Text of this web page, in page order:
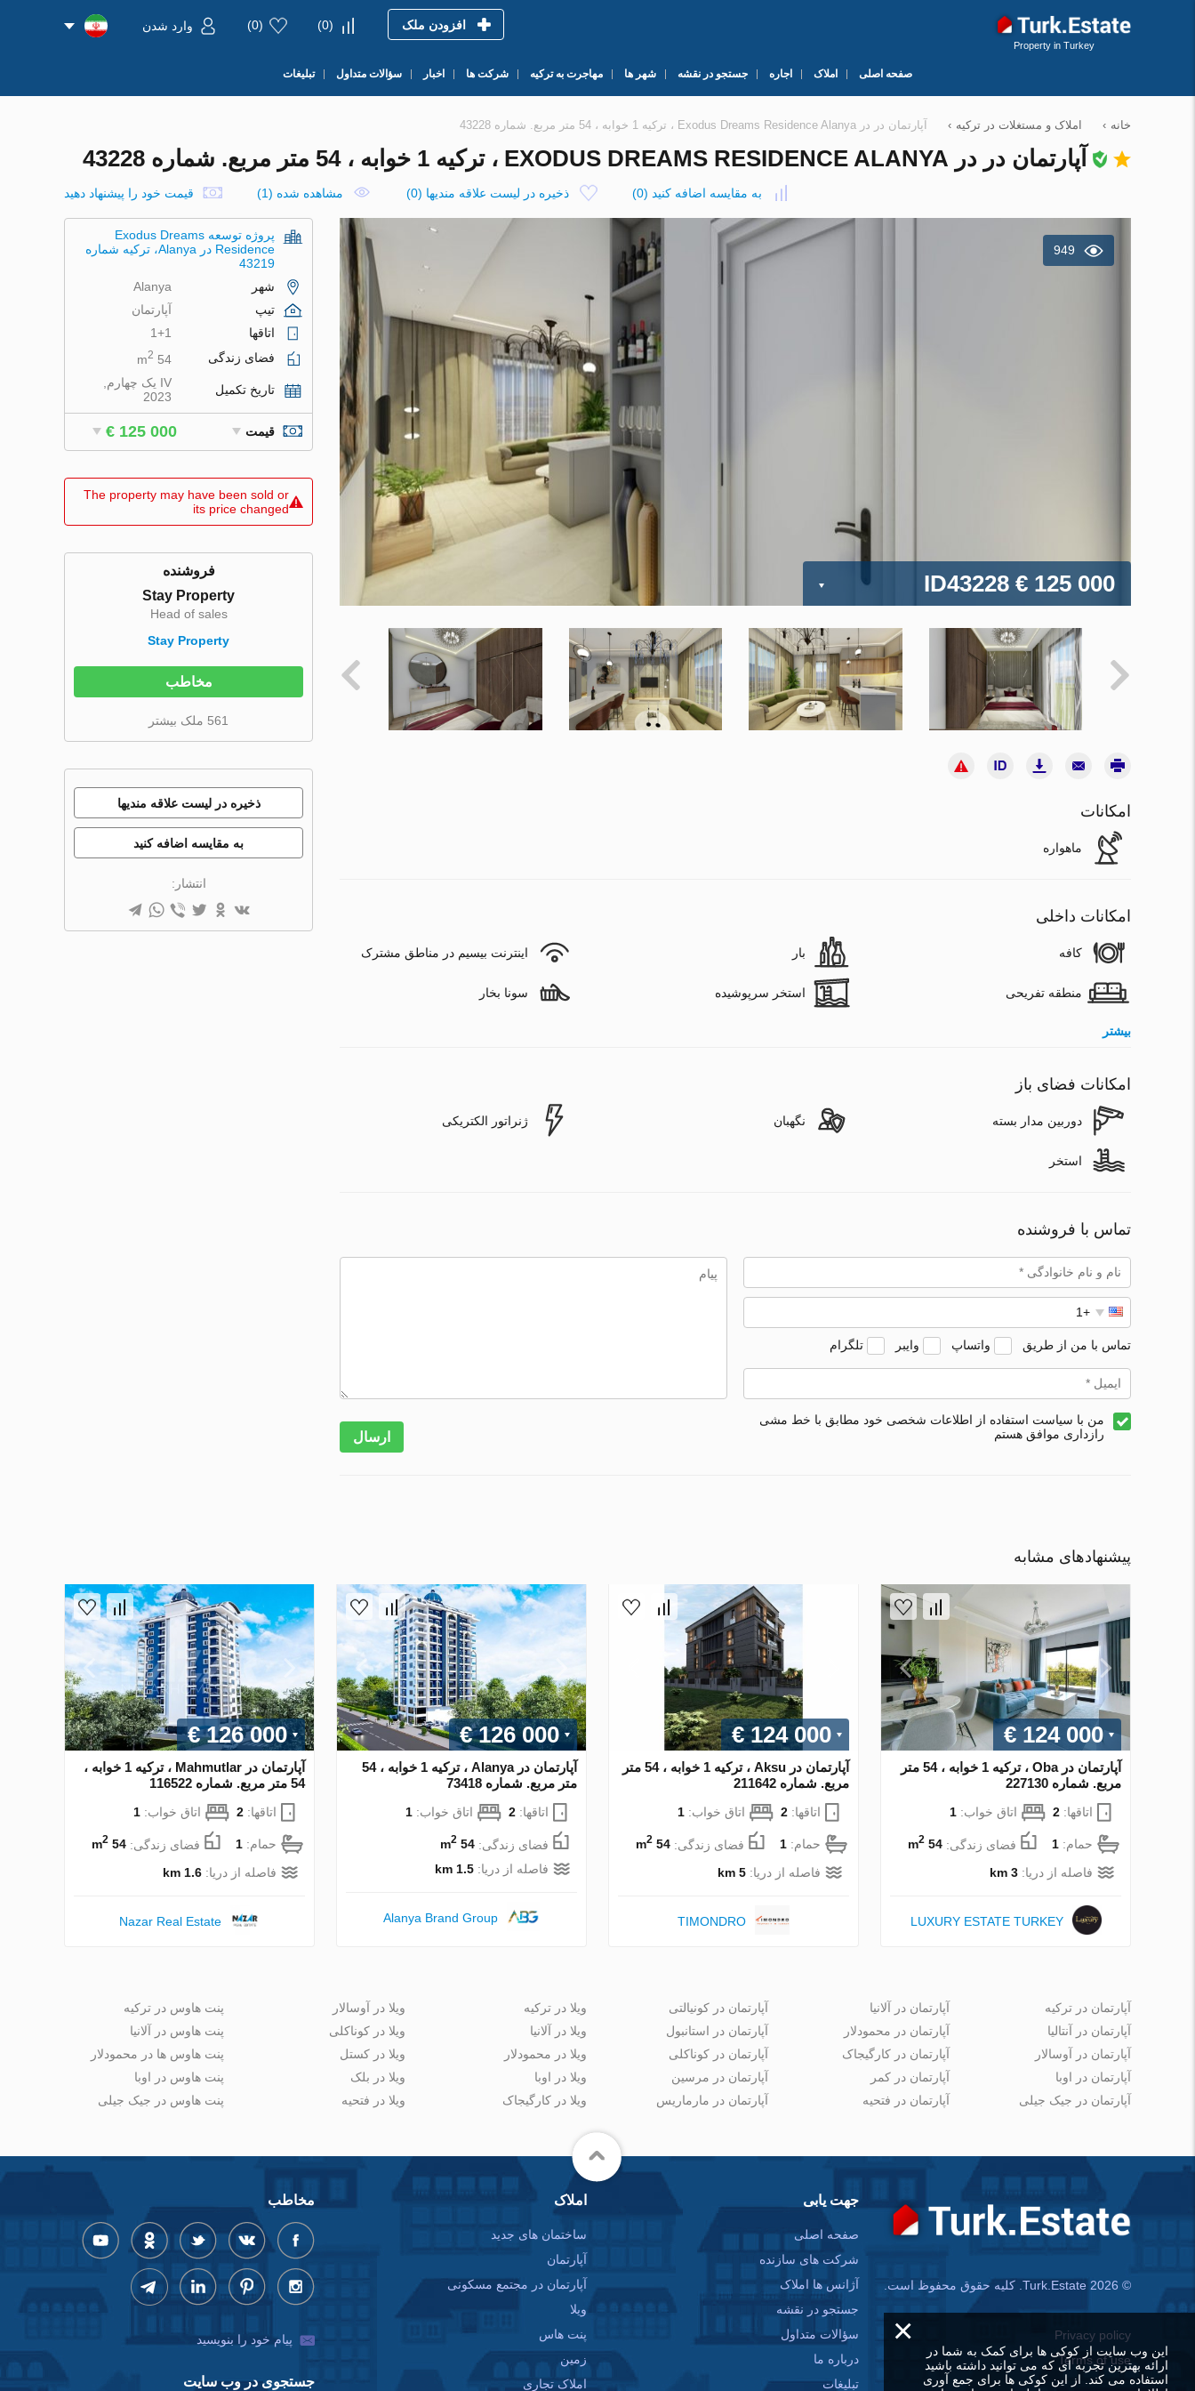
Property in Turkey
افزودن ملک (
0
)
(
0
) وارد شدن
صفحه اصلی املاک اجاره جستجو در نقشه شهر ها مهاجرت به ترکیه شرکت ها اخبار سؤالات متداول تبلیغات
خانه › املاک و مستغلات در ترکیه › آپارتمان در در Exodus Dreams Residence Alanya ، ترکیه 1 خوابه ، 54 متر مربع. شماره 43228
آپارتمان در در EXODUS DREAMS RESIDENCE ALANYA ، ترکیه 1 خوابه ، 54 متر مربع. شماره 43228
به مقایسه اضافه کنید (
0
) ذخیره در لیست علاقه مندیها (
0
) مشاهده شده (1) قیمت خود را پیشنهاد دهید
949
ID43228 € 125 000
امکانات
ماهواره
امکانات داخلی
کافه بار اینترنت بیسیم در مناطق مشترک
منطقه تفریحی استخر سرپوشیده سونا بخار
بیشتر
امکانات فضای باز
دوربین مدار بسته نگهبان ژنراتور الکتریکی
استخر
تماس با فروشنده
تماس با من از طریق واتساپ وایبر تلگرام
من با سیاست استفاده از اطلاعات شخصی خود مطابق با خط مشی
رازداری موافق هستم
ارسال
پروژه توسعه Exodus Dreams
Residence در Alanya، ترکیه شماره
43219
شهر
Alanya
تیپ
آپارتمان
اتاقها
1+1
فضای زندگی
54 m
2
تاریخ تکمیل
IV یک چهارم,
2023
قیمت € 125 000
The property may have been sold or
its price changed
فروشنده
Stay Property
Head of sales
Stay Property
مخاطب
561 ملک بیشتر
ذخیره در لیست علاقه مندیها
به مقایسه اضافه کنید
انتشار:
پیشنهادهای مشابه
€ 124 000
آپارتمان در Oba ، ترکیه 1 خوابه ، 54 متر
مربع. شماره 227130
اتاقها: 2 اتاق خواب: 1
حمام: 1 فضای زندگی: 54 m
2
فاصله از دریا: 3 km
LUXURY ESTATE TURKEY
€ 124 000
آپارتمان در Aksu ، ترکیه 1 خوابه ، 54 متر
مربع. شماره 211642
اتاقها: 2 اتاق خواب: 1
حمام: 1 فضای زندگی: 54 m
2
فاصله از دریا: 5 km
TIMONDRO
€ 126 000
آپارتمان در Alanya ، ترکیه 1 خوابه ، 54
متر مربع. شماره 73418
اتاقها: 2 اتاق خواب: 1
فضای زندگی: 54 m
2
فاصله از دریا: 1.5 km
Alanya Brand Group
€ 126 000
آپارتمان در Mahmutlar ، ترکیه 1 خوابه ،
54 متر مربع. شماره 116522
اتاقها: 2 اتاق خواب: 1
حمام: 1 فضای زندگی: 54 m
2
فاصله از دریا: 1.6 km
Nazar Real Estate
آپارتمان در ترکیه
آپارتمان در آنتالیا
آپارتمان در آوسالار
آپارتمان در اوبا
آپارتمان در جیک جیلی
آپارتمان در آلانیا
آپارتمان در محمودلار
آپارتمان در کارگیجاک
آپارتمان در کمر
آپارتمان در فتحیه
آپارتمان در کونیالتی
آپارتمان در استانبول
آپارتمان در کوناکلی
آپارتمان در مرسین
آپارتمان در مارماریس
ویلا در ترکیه
ویلا در آلانیا
ویلا در محمودلار
ویلا در اوبا
ویلا در کارگیجاک
ویلا در آوسالار
ویلا در کوناکلی
ویلا در کستل
ویلا در بلک
ویلا در فتحیه
پنت هاوس در ترکیه
پنت هاوس در آلانیا
پنت هاوس ها در محمودلار
پنت هاوس در اوبا
پنت هاوس در جیک جیلی
© Turk.Estate 2026. کلیه حقوق محفوظ است.
Privacy policy
Terms of use
جهت یابی
صفحه اصلی
شرکت های سازنده
آژانس ها املاک
جستجو در نقشه
سؤالات متداول
درباره ما
تبلیغات
املاک
ساختمان های جدید
آپارتمان
آپارتمان در مجتمع مسکونی
ویلا
پنت هاس
زمین
املاک تجاری
مخاطب
پیام خود را بنویسید
جستجوی در وب سایت
×
این وب سایت از کوکی ها برای کمک به شما در
ارائه بهترین تجربه ای که می توانید داشته باشید
استفاده می کند. از این کوکی ها برای جمع آوری